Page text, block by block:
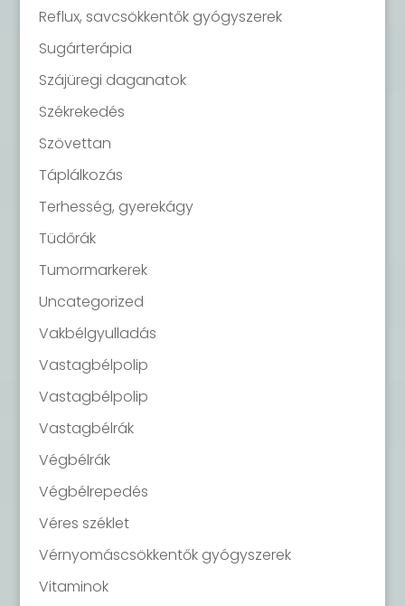
Reflux, savcsökkentők gyógyszerek
Sugárterápia
Szájüregi daganatok
Székrekedés
Szövettan
Táplálkozás
Terhesség, gyerekágy
Tüdőrák
Tumormarkerek
Uncategorized
Vakbélgyulladás
Vastagbélpolip
Vastagbélpolip
Vastagbélrák
Végbélrák
Végbélrepedés
Véres széklet
Vérnyomáscsökkentők gyógyszerek
Vitaminok